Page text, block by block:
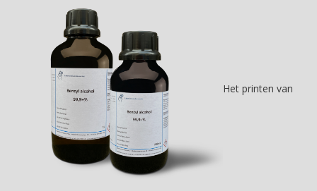
Het printen van